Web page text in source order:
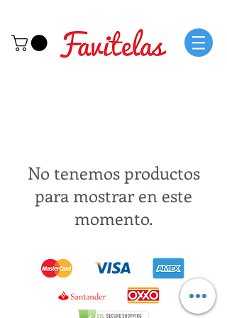
No tenemos productos
para mostrar en este
momento.